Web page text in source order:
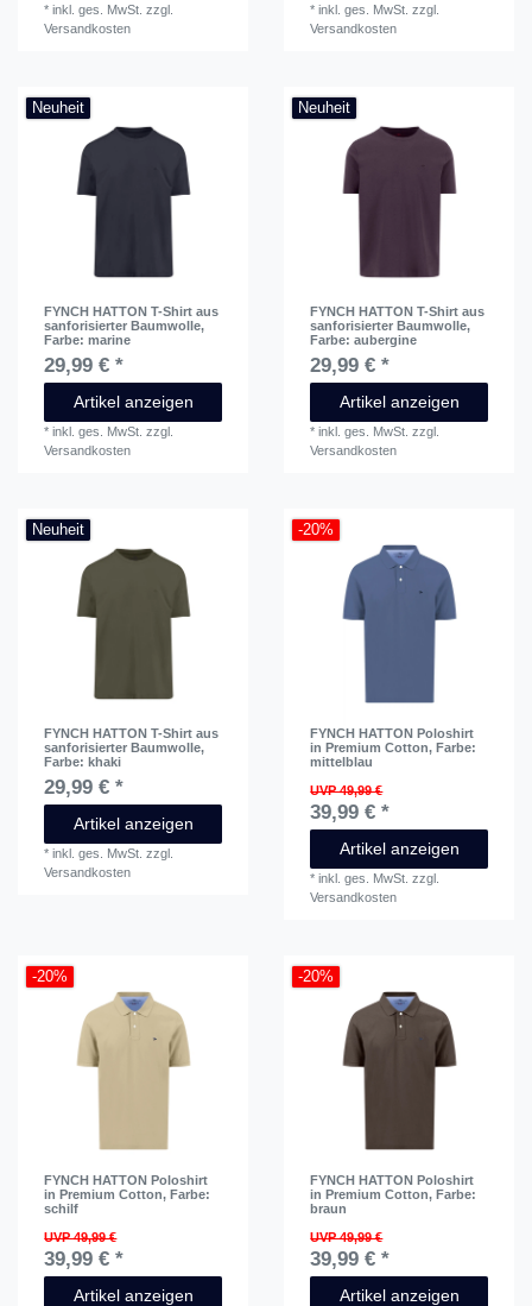
*inkl. ges. MwSt. zzgl.
Versandkosten
*inkl. ges. MwSt. zzgl.
Versandkosten
Neuheit
FYNCH HATTON T-Shirt aus
sanforisierter Baumwolle,
Farbe: marine
29,99 € *
Artikel anzeigen
*inkl. ges. MwSt. zzgl.
Versandkosten
Neuheit
FYNCH HATTON T-Shirt aus
sanforisierter Baumwolle,
Farbe: aubergine
29,99 € *
Artikel anzeigen
*inkl. ges. MwSt. zzgl.
Versandkosten
Neuheit
FYNCH HATTON T-Shirt aus
sanforisierter Baumwolle,
Farbe: khaki
29,99 € *
Artikel anzeigen
*inkl. ges. MwSt. zzgl.
Versandkosten
-20%
FYNCH HATTON Poloshirt
in Premium Cotton, Farbe:
mittelblau
UVP 49,99 €
39,99 € *
Artikel anzeigen
*inkl. ges. MwSt. zzgl.
Versandkosten
-20%
FYNCH HATTON Poloshirt
in Premium Cotton, Farbe:
schilf
UVP 49,99 €
39,99 € *
Artikel anzeigen
-20%
FYNCH HATTON Poloshirt
in Premium Cotton, Farbe:
braun
UVP 49,99 €
39,99 € *
Artikel anzeigen